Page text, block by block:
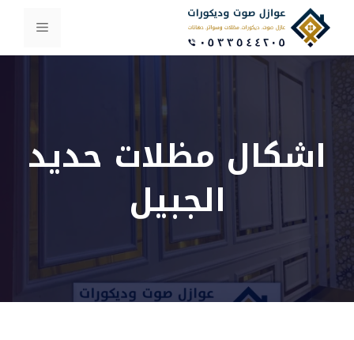
المحتوى
اشكال مظلات حديد
الجبيل